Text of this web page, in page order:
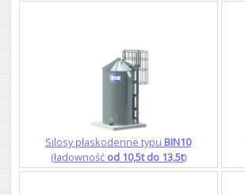
Silosy płaskodenne typu BIN10
(ładowność od 10,5t do 13,5t)